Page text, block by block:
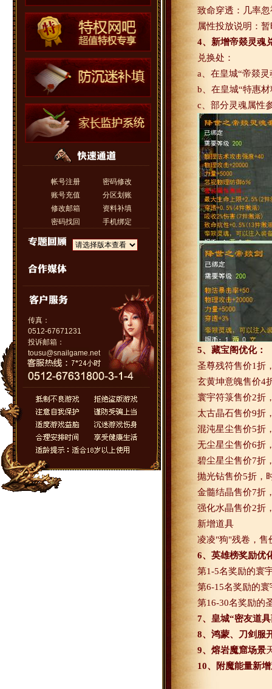
帐号注册
密码修改
账号充值
分区划账
修改邮箱
资料补填
密码找回
手机绑定
传真：
0512-67671231
投诉邮箱：
tousu@snailgame.net
致命穿透：几率
属性投放说明：
4、新增帝燚灵魂
兑换处：
a 、在皇城“帝燚
b 、在皇城“特惠
c 、部分灵魂属性
5、藏宝阁优化：
圣尊残符售价1折
玄黄坤意魄售价4
寰宇符箓售价2折
太古晶石售价9折
混沌星尘售价5折
无尘星尘售价6折
碧尘星尘售价7折
抛光钻售价5折，
金髓结晶售价7折
强化水晶售价2折
新增道具
凌凌"狗"残卷，售
6、英雄榜奖励优
第1-5名奖励的寰
第6-15名奖励的
第16-30名奖励的
7、皇城“密友道
8、鸿蒙、刀剑服
9、熔岩魔窟场景
10、附魔能量新